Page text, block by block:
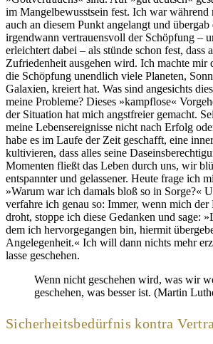
im Mangelbewusstsein fest. Ich war während
auch an diesem Punkt angelangt und übergab
irgendwann vertrauensvoll der Schöpfung –
erleichtert dabei – als stünde schon fest, dass
Zufriedenheit ausgehen wird. Ich machte mir
die Schöpfung unendlich viele Planeten,
Galaxien, kreiert hat. Was sind angesichts
meine Probleme? Dieses »kampflose«
der Situation hat mich angstfreier gemacht.
meine Lebensereignisse nicht nach Erfolg
habe es im Laufe der Zeit geschafft, eine
kultivieren, dass alles seine
Momenten fließt das Leben durch uns, wir
entspannter und gelassener. Heute frage ich
»Warum war ich damals bloß so in Sorge?«
verfahre ich genau so: Immer, wenn mich der
droht, stoppe ich diese Gedanken und sage:
dem ich hervorgegangen bin, hiermit
Angelegenheit.« Ich will dann nichts mehr
lasse geschehen.
Wenn nicht geschehen wird, was wir
geschehen, was besser ist. (Martin
Sicherheitsbedürfnis kontra